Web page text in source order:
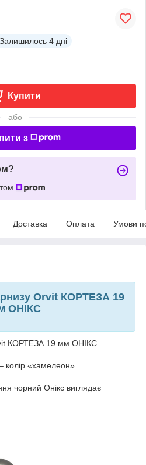
Залишилось 4 дні
Купити
або
з
Доставка Оплата Умови
Orvit КОРТЕЗА 19
ОНІКС
КОРТЕЗА 19 мм ОНІКС.
колір «хамелеон».
чорний Онікс виглядає